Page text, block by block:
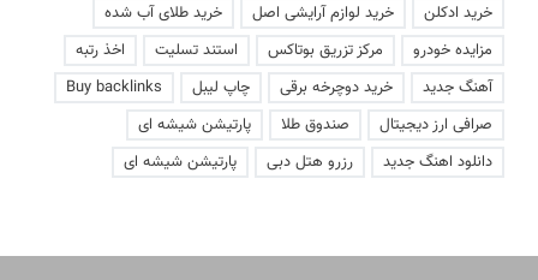
خرید ادکلن
خرید لوازم آرایشی اصل
خرید طلای آب شده
مزایده خودرو
مرکز تزریق بوتاکس استند تسلیت
اخذ رتبه
آهنگ جدید
خرید دوچرخه برقی چاپ لیبل
Buy backlinks
صرافی ارز دیجیتال
صندوق طلا
پارتیشن شیشه ای
دانلود اهنگ جدید
رزرو هتل دبی پارتیشن شیشه ای